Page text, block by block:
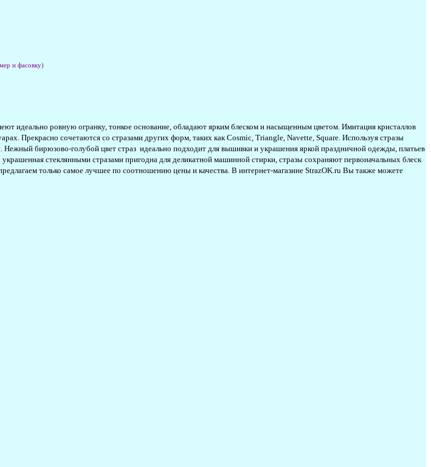
и фасовку)
идеально ровную огранку, тонкое основание, обладают ярким блеском и насыщенным цветом. Имитация кристаллов
Прекрасно сочетаются со стразами других форм, таких как Cosmic, Triangle, Navette, Square. Используя стразы
бирюзово-голубой цвет страз идеально подходит для вышивки и украшения яркой праздничной одежды, платьев
стеклянными стразами пригодна для деликатной машинной стирки, стразы сохраняют первоначальных блеск
только самое лучшее по соотношению цены и качества. В интернет-магазине StrazOK.ru Вы также можете